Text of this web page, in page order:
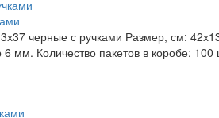
черные с ручками Размер, см:
мм. Количество пакетов в коробе: